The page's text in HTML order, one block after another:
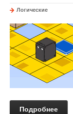
Логические
Подробнее